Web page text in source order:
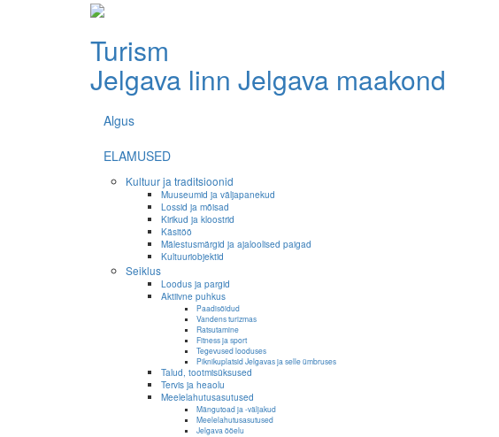
Turism
Jelgava linn Jelgava maakond
Algus
ELAMUSED
Kultuur ja traditsioonid
Muuseumid ja väljapanekud
Lossid ja mõisad
Kirikud ja kloostrid
Käsitöö
Mälestusmärgid ja ajaloolised paigad
Kultuuriobjektid
Seiklus
Loodus ja pargid
Aktiivne puhkus
Paadisõidud
Vandens turizmas
Ratsutamine
Fitness ja sport
Tegevused looduses
Piknikuplatsid Jelgavas ja selle ümbruses
Talud, tootmisüksused
Tervis ja heaolu
Meelelahutusasutused
Mängutoad ja -väljakud
Meelelahutusasutused
Jelgava ööelu